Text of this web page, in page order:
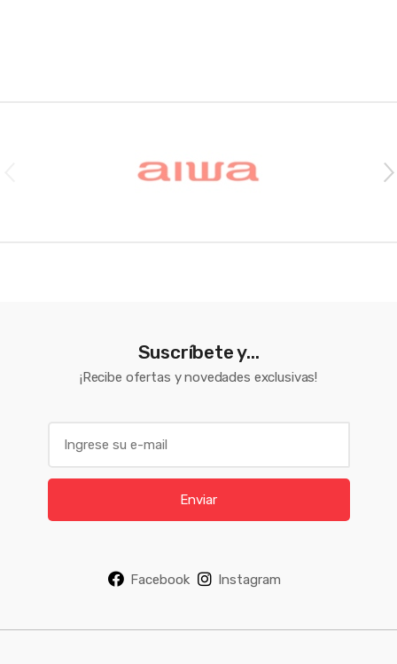
Suscríbete y...
¡Recibe ofertas y novedades exclusivas!
l
Enviar
Facebook Instagram